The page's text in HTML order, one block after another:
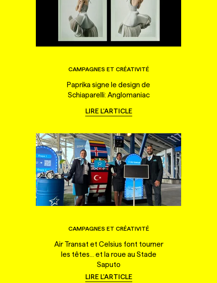
CAMPAGNES ET CRÉATIVITÉ
Paprika signe le design de
Schiaparelli: Anglomaniac
LIRE L'ARTICLE
CAMPAGNES ET CRÉATIVITÉ
Air Transat et Celsius font tourner
les têtes... et la roue au Stade
Saputo
LIRE L'ARTICLE